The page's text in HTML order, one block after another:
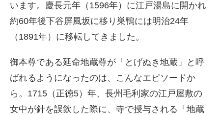
います。慶長元年（1596年）に江戸湯島に開かれ
約60年後下谷屏風坂に移り巣鴨には明治24年
（1891年）に移転してきました。
御本尊である延命地蔵尊が「とげぬき地蔵」と呼
ばれるようになったのは、こんなエピソードか
ら。1715（正徳5）年、長州毛利家の江戸屋敷の
女中が針を誤飲した際に、寺で授与される「地蔵